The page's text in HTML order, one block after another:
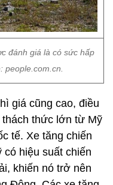
đánh giá là có sức hấp
people.com.cn.
giá cũng cao, điều
thức lớn từ Mỹ
tế. Xe tăng chiến
có hiệu suất chiến
khiến nó trở nên